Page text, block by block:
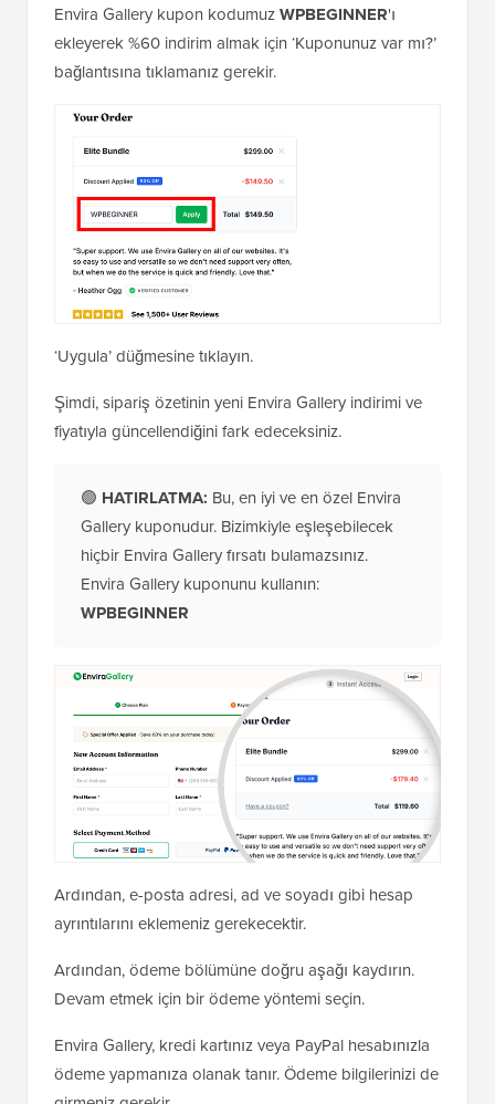
Envira Gallery kupon kodumuzWPBEGINNER'ı
ekleyerek %60 indirim almak için ‘Kuponunuz var mı?’
bağlantısına tıklamanız gerekir.
‘Uygula’ düğmesine tıklayın.
Şimdi, sipariş özetinin yeni Envira Gallery indirimi ve
fiyatıyla güncellendiğini fark edeceksiniz.
🟢 HATIRLATMA: Bu, en iyi ve en özel Envira
Gallery kuponudur. Bizimkiyle eşleşebilecek
hiçbir Envira Gallery fırsatı bulamazsınız.
Envira Gallery kuponunu kullanın:
WPBEGINNER
Ardından, e-posta adresi, ad ve soyadı gibi hesap
ayrıntılarını eklemeniz gerekecektir.
Ardından, ödeme bölümüne doğru aşağı kaydırın.
Devam etmek için bir ödeme yöntemi seçin.
Envira Gallery, kredi kartınız veya PayPal hesabınızla
ödeme yapmanıza olanak tanır. Ödeme bilgilerinizi de